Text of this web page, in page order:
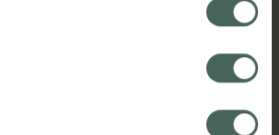
via webbplatsens
Ett återkallat samtycke påverkar inte
som skett innan återkallelsen.
från FASS Visa